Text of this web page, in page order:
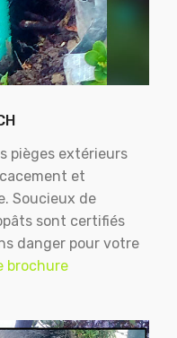
pièges extérieurs
et
Soucieux de
sont certifiés
danger pour votre
brochure